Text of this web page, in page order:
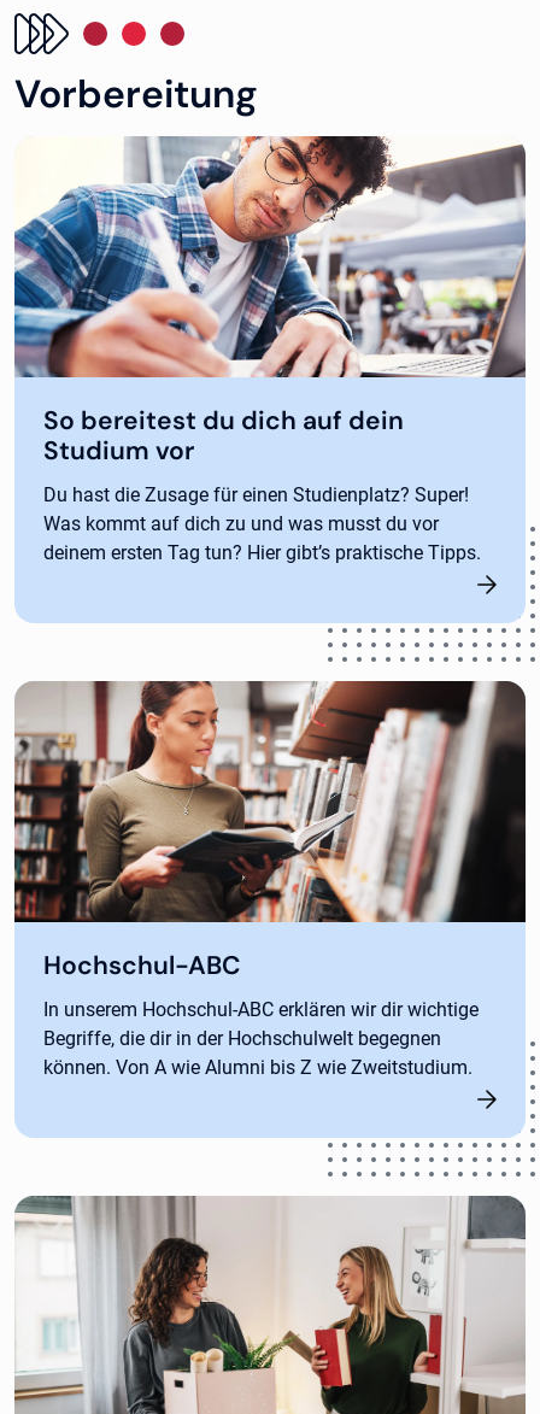
Vorbereitung
So bereitest du dich auf dein
Studium vor
Du hast die Zusage für einen Studienplatz? Super!
Was kommt auf dich zu und was musst du vor
deinem ersten Tag tun? Hier gibt’s praktische Tipps.
Hochschul-ABC
In unserem Hochschul-ABC erklären wir dir wichtige
Begriffe, die dir in der Hochschulwelt begegnen
können. Von A wie Alumni bis Z wie Zweitstudium.